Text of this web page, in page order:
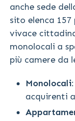
anche sede
sito elenca
vivace
monolocali a
più camere da
Monolocali
acquirenti